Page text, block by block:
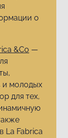
о
&Co —
и молодых
для тех,
La Fabrica